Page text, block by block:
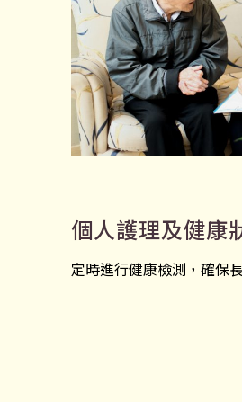
個人護理及健康
定時進行健康檢測，確保